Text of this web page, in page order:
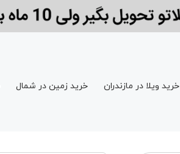
خرید ویلا در مازندران خرید زمین در شمال